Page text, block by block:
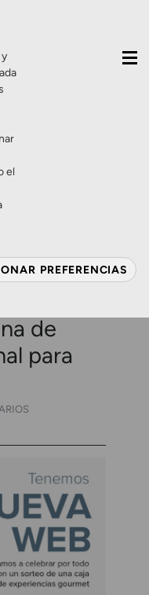
y lo
Gana una
de
para
el
PREFERENCIAS